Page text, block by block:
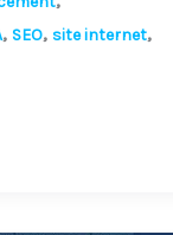
, SEO, site internet,